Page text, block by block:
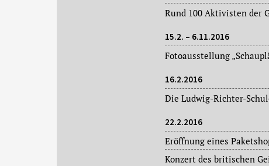
15.2. – 6.11.2016
16.2.2016
22.2.2016
Konzert des britischen